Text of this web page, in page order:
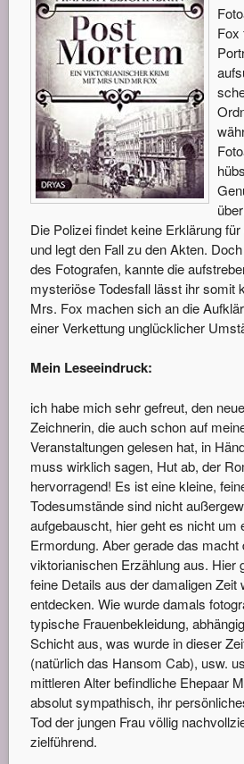
Fox
Die Polizei findet keine Erklärung
und legt den Fall zu den Akten.
des Fotografen, kannte die
mysteriöse Todesfall lässt ihr somit
Mrs. Fox machen sich an die
einer Verkettung unglücklicher
Mein Leseeindruck:
ich habe mich sehr gefreut, den
Zeichnerin, die auch schon auf
Veranstaltungen gelesen hat, in
muss wirklich sagen, Hut ab, der
hervorragend! Es ist eine kleine,
Todesumstände sind nicht
aufgebauscht, hier geht es nicht um
Ermordung. Aber gerade das
viktorianischen Erzählung aus. Hier
feine Details aus der damaligen Zeit
entdecken. Wie wurde damals
typische Frauenbekleidung,
Schicht aus, was wurde in dieser
(natürlich das Hansom Cab), usw.
mittleren Alter befindliche Ehepaar
absolut sympathisch, ihr
Tod der jungen Frau völlig
zielführend.